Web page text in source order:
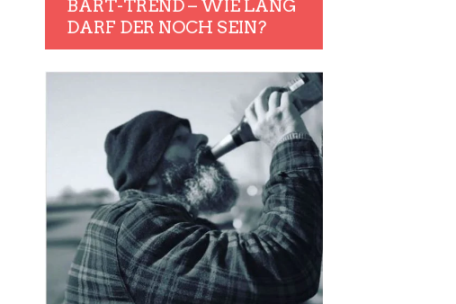
BART-TREND – WIE LANG
DARF DER NOCH SEIN?